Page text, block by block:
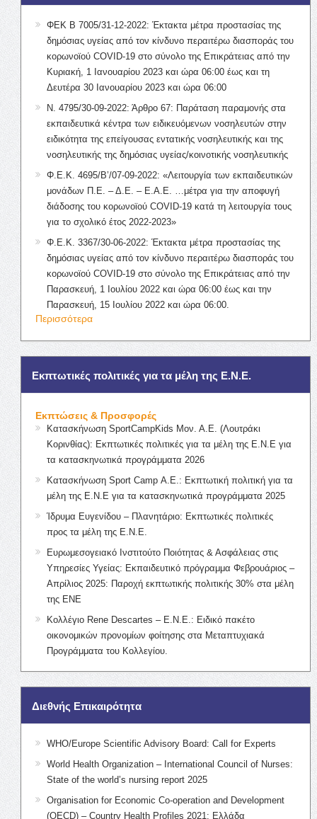
ΦΕΚ Β 7005/31-12-2022: Έκτακτα μέτρα προστασίας της
δημόσιας υγείας από τον κίνδυνο περαιτέρω διασποράς του
κορωνοϊού COVID-19 στο σύνολο της Επικράτειας από την
Κυριακή, 1 Ιανουαρίου 2023 και ώρα 06:00 έως και τη
Δευτέρα 30 Ιανουαρίου 2023 και ώρα 06:00
Ν. 4795/30-09-2022: Άρθρο 67: Παράταση παραμονής στα
εκπαιδευτικά κέντρα των ειδικευόμενων νοσηλευτών στην
ειδικότητα της επείγουσας εντατικής νοσηλευτικής και της
νοσηλευτικής της δημόσιας υγείας/κοινοτικής νοσηλευτικής
Φ.Ε.Κ. 4695/Β’/07-09-2022: «Λειτουργία των εκπαιδευτικών
μονάδων Π.Ε. – Δ.Ε. – Ε.Α.Ε. …μέτρα για την αποφυγή
διάδοσης του κορωνοϊού COVID-19 κατά τη λειτουργία τους
για το σχολικό έτος 2022-2023»
Φ.Ε.Κ. 3367/30-06-2022: Έκτακτα μέτρα προστασίας της
δημόσιας υγείας από τον κίνδυνο περαιτέρω διασποράς του
κορωνοϊού COVID-19 στο σύνολο της Επικράτειας από την
Παρασκευή, 1 Ιουλίου 2022 και ώρα 06:00 έως και την
Παρασκευή, 15 Ιουλίου 2022 και ώρα 06:00.
Περισσότερα
Εκπτωτικές πολιτικές για τα μέλη της Ε.Ν.Ε.
Εκπτώσεις & Προσφορές
Κατασκήνωση SportCampKids Μον. Α.Ε. (Λουτράκι
Κορινθίας): Εκπτωτικές πολιτικές για τα μέλη της Ε.Ν.Ε για
τα κατασκηνωτικά προγράμματα 2026
Κατασκήνωση Sport Camp Α.Ε.: Εκπτωτική πολιτική για τα
μέλη της Ε.Ν.Ε για τα κατασκηνωτικά προγράμματα 2025
Ίδρυμα Ευγενίδου – Πλανητάριο: Εκπτωτικές πολιτικές
προς τα μέλη της Ε.Ν.Ε.
Ευρωμεσογειακό Ινστιτούτο Ποιότητας & Ασφάλειας στις
Υπηρεσίες Υγείας: Εκπαιδευτικό πρόγραμμα Φεβρουάριος –
Απρίλιος 2025: Παροχή εκπτωτικής πολιτικής 30% στα μέλη
της ΕΝΕ
Κολλέγιο Rene Descartes – Ε.Ν.Ε.: Ειδικό πακέτο
οικονομικών προνομίων φοίτησης στα Μεταπτυχιακά
Προγράμματα του Κολλεγίου.
Διεθνής Επικαιρότητα
WHO/Europe Scientific Advisory Board: Call for Experts
World Health Organization – International Council of Nurses:
State of the world’s nursing report 2025
Organisation for Economic Co-operation and Development
(OECD) – Country Health Profiles 2021: Ελλάδα